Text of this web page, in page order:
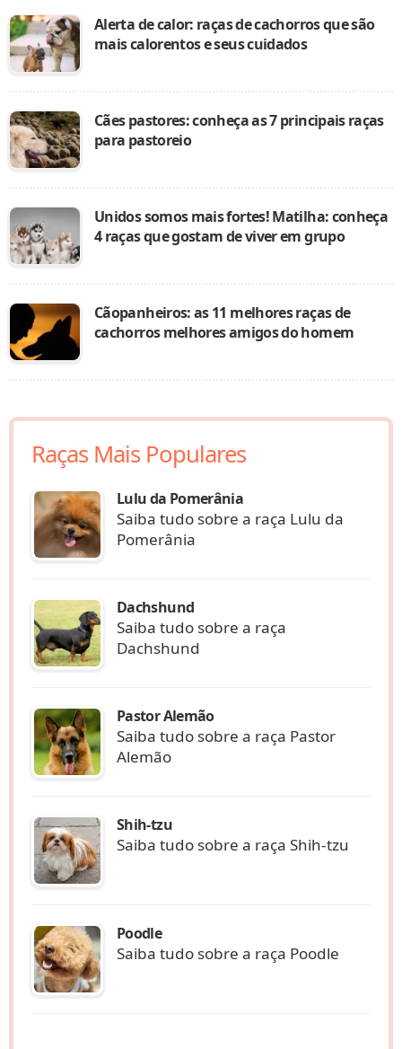
Alerta de calor: raças de cachorros que são
mais calorentos e seus cuidados
Cães pastores: conheça as 7 principais raças
para pastoreio
Unidos somos mais fortes! Matilha: conheça
4 raças que gostam de viver em grupo
Cãopanheiros: as 11 melhores raças de
cachorros melhores amigos do homem
Raças Mais Populares
Lulu da Pomerânia
Saiba tudo sobre a raça Lulu da
Pomerânia
Dachshund
Saiba tudo sobre a raça
Dachshund
Pastor Alemão
Saiba tudo sobre a raça Pastor
Alemão
Shih-tzu
Saiba tudo sobre a raça Shih-tzu
Poodle
Saiba tudo sobre a raça Poodle